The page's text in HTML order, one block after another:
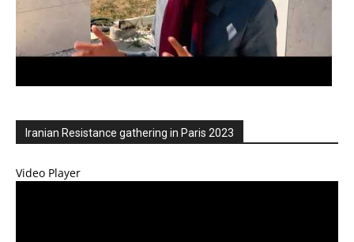
Iranian Resistance gathering in Paris 2023
Video Player